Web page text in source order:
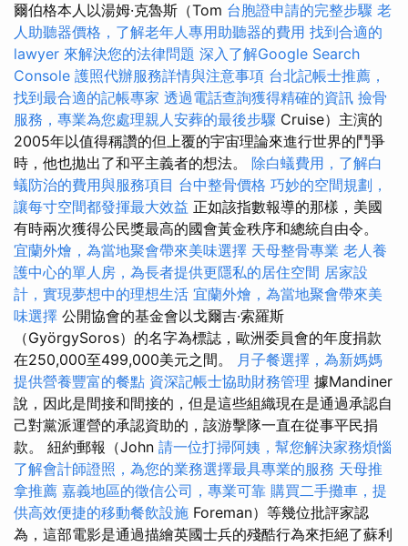
爾伯格本人以湯姆·克魯斯（Tom 台胞證申請的完整步驟 老
人助聽器價格，了解老年人專用助聽器的費用 找到合適的
lawyer 來解決您的法律問題 深入了解Google Search
Console 護照代辦服務詳情與注意事項 台北記帳士推薦，
找到最合適的記帳專家 透過電話查詢獲得精確的資訊 撿骨
服務，專業為您處理親人安葬的最後步驟 Cruise）主演的
2005年以值得稱讚的但上覆的宇宙理論來進行世界的鬥爭
時，他也拋出了和平主義者的想法。 除白蟻費用，了解白
蟻防治的費用與服務項目 台中整骨價格 巧妙的空間規劃，
讓每寸空間都發揮最大效益 正如該指數報導的那樣，美國
有時兩次獲得公民獎最高的國會黃金秩序和總統自由令。
宜蘭外燴，為當地聚會帶來美味選擇 天母整骨專業 老人養
護中心的單人房，為長者提供更隱私的居住空間 居家設
計，實現夢想中的理想生活 宜蘭外燴，為當地聚會帶來美
味選擇 公開協會的基金會以戈爾吉·索羅斯
（GyörgySoros）的名字為標誌，歐洲委員會的年度捐款
在250,000至499,000美元之間。 月子餐選擇，為新媽媽
提供營養豐富的餐點 資深記帳士協助財務管理 據Mandiner
說，因此是間接和間接的，但是這些組織現在是通過承認自
己對黨派運營的承認資助的，該游擊隊一直在從事平民捐
款。 紐約郵報（John 請一位打掃阿姨，幫您解決家務煩惱
了解會計師證照，為您的業務選擇最具專業的服務 天母推
拿推薦 嘉義地區的徵信公司，專業可靠 購買二手攤車，提
供高效便捷的移動餐飲設施 Foreman）等幾位批評家認
為，這部電影是通過描繪英國士兵的殘酷行為來拒絕了蘇利